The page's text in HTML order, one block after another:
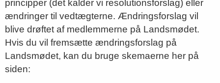
principper (det kalder vi resolutionsforslag) eller
ændringer til vedtægterne. Ændringsforslag vil
blive drøftet af medlemmerne på Landsmødet.
Hvis du vil fremsætte ændringsforslag på
Landsmødet, kan du bruge skemaerne her på
siden: